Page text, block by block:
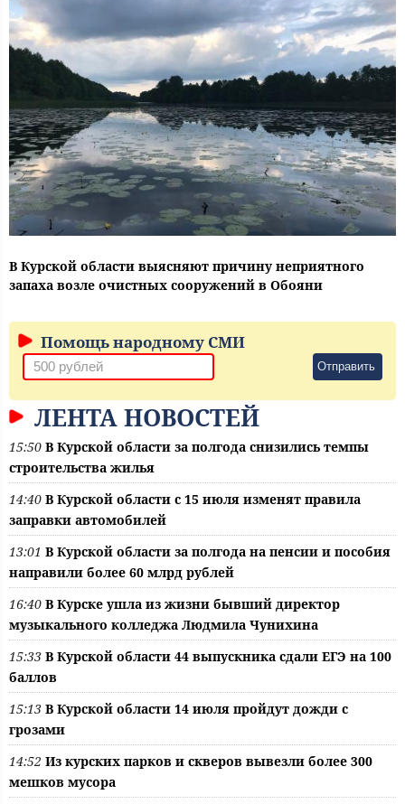
В Курской области выясняют причину неприятного
запаха возле очистных сооружений в Обояни
Помощь народному СМИ
Отправить
ЛЕНТА НОВОСТЕЙ
15:50 В Курской области за полгода снизились темпы
строительства жилья
14:40 В Курской области с 15 июля изменят правила
заправки автомобилей
13:01 В Курской области за полгода на пенсии и пособия
направили более 60 млрд рублей
16:40 В Курске ушла из жизни бывший директор
музыкального колледжа Людмила Чунихина
15:33 В Курской области 44 выпускника сдали ЕГЭ на 100
баллов
15:13 В Курской области 14 июля пройдут дожди с
грозами
14:52 Из курских парков и скверов вывезли более 300
мешков мусора